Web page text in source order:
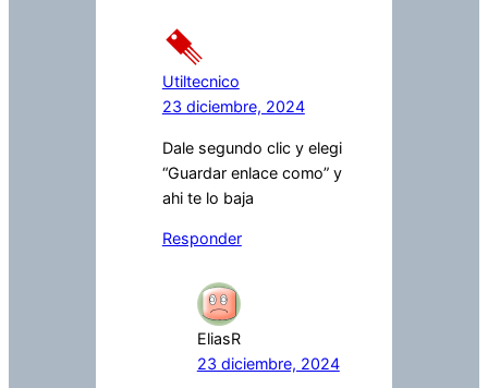
Utiltecnico
23 diciembre, 2024
Dale segundo clic y elegi
“Guardar enlace como” y
ahi te lo baja
Responder
EliasR
23 diciembre, 2024